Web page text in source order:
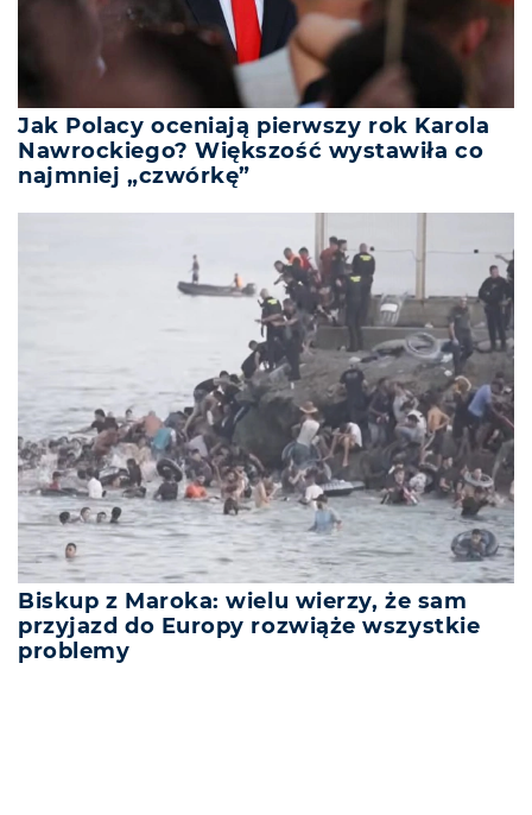
Jak Polacy oceniają pierwszy rok Karola
Nawrockiego? Większość wystawiła co
najmniej „czwórkę”
Biskup z Maroka: wielu wierzy, że sam
przyjazd do Europy rozwiąże wszystkie
problemy